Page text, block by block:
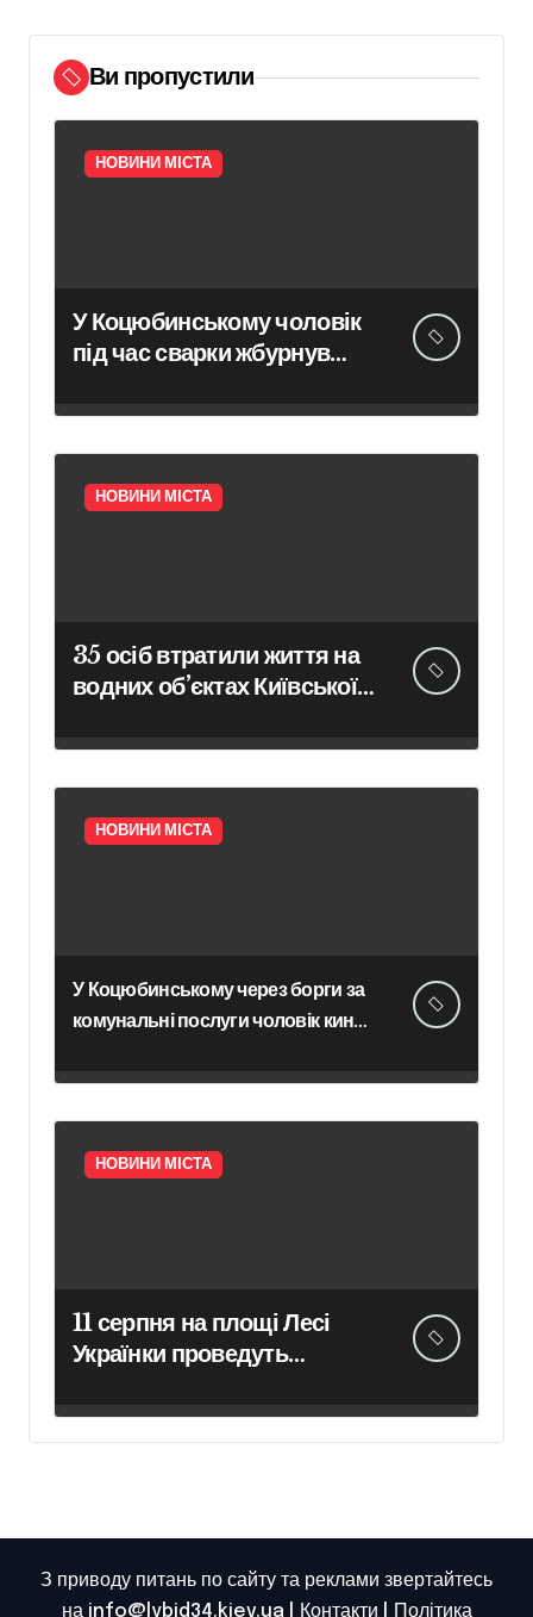
Ви пропустили
НОВИНИ МІСТА
У Коцюбинському чоловік
під час сварки жбурнув
адмінбудівлі
НОВИНИ МІСТА
35 осіб втратили життя на
водних об’єктах Київської
НОВИНИ МІСТА
У Коцюбинському через борги за
комунальні послуги чоловік кинув
НОВИНИ МІСТА
11 серпня на площі Лесі
Українки проведуть
поетесі
З приводу питань по сайту та реклами звертайтесь
на info@lybid34.kiev.ua |
Контакти Політика